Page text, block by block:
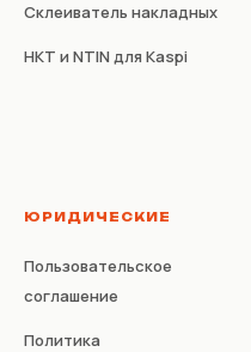
Склеиватель накладных
НКТ и NTIN для Kaspi
ЮРИДИЧЕСКИЕ
Пользовательское
соглашение
Политика